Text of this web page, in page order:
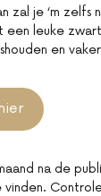
zal je ‘m
een leuke
en
na de
vinden.